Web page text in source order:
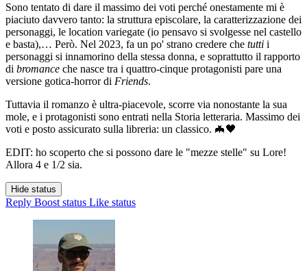
Sono tentato di dare il massimo dei voti perché onestamente mi è
piaciuto davvero tanto: la struttura episcolare, la caratterizzazione dei
personaggi, le location variegate (io pensavo si svolgesse nel castello
e basta),… Però. Nel 2023, fa un po' strano credere che tutti i
personaggi si innamorino della stessa donna, e soprattutto il rapporto
di bromance che nasce tra i quattro-cinque protagonisti pare una
versione gotica-horror di Friends.
Tuttavia il romanzo è ultra-piacevole, scorre via nonostante la sua
mole, e i protagonisti sono entrati nella Storia letteraria. Massimo dei
voti e posto assicurato sulla libreria: un classico. 🦇🖤
EDIT: ho scoperto che si possono dare le "mezze stelle" su Lore!
Allora 4 e 1/2 sia.
Hide status
Reply Boost status Like status